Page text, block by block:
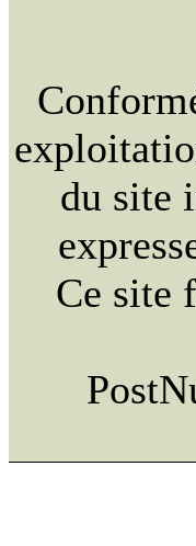
du site
Ce site